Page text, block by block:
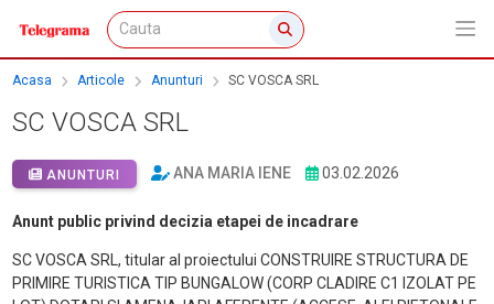
Acasa Articole Anunturi SC VOSCA SRL
SC VOSCA SRL
ANUNTURI ANA MARIA IENE 03.02.2026
Anunt public privind decizia etapei de incadrare
SC VOSCA SRL, titular al proiectului CONSTRUIRE STRUCTURA DE
PRIMIRE TURISTICA TIP BUNGALOW (CORP CLADIRE C1 IZOLAT PE